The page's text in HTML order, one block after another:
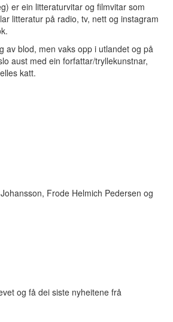
er ein litteraturvitar og filmvitar som
litteratur på radio, tv, nett og instagram
av blod, men vaks opp i utlandet og på
aust med ein forfattar/tryllekunstnar,
katt.
Frode Helmich Pedersen og
og få dei siste nyheitene frå